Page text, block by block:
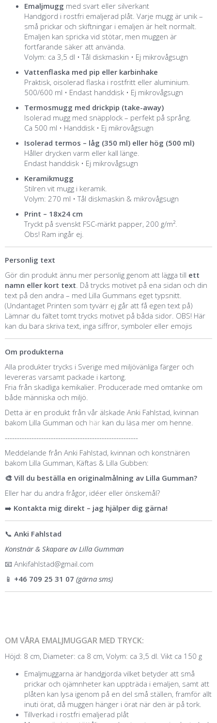
Emaljmugg med svart eller silverkant
Handgjord i rostfri emaljerad plåt. Varje mugg är unik –
små prickar och skiftningar i emaljen är helt normalt.
Emaljen kan spricka vid stötar, men muggen är
fortfarande säker att använda.
Volym: ca 3,5 dl • Tål diskmaskin • Ej mikrovågsugn
Vattenflaska med pip eller karbinhake
Praktisk, oisolerad flaska i rostfritt eller aluminium.
500/600 ml • Endast handdisk • Ej mikrovågsugn
Termosmugg med drickpip (take-away)
Isolerad mugg med snäpplock – perfekt på språng.
Ca 500 ml • Handdisk • Ej mikrovågsugn
Isolerad termos – låg (350 ml) eller hög (500 ml)
Håller drycken varm eller kall länge.
Endast handdisk • Ej mikrovågsugn
Keramikmugg
Stilren vit mugg i keramik.
Volym: 270 ml • Tål diskmaskin & mikrovågsugn
Print – 18x24 cm
Tryckt på svenskt FSC-märkt papper, 200 g/m².
Obs! Ram ingår ej.
Personlig text
Gör din produkt ännu mer personlig genom att lägga till ett
namn eller kort text . Då trycks motivet på ena sidan och din
text på den andra – med Lilla Gummans eget typsnitt.
(Undantaget Printen som tyvärr ej går att få egen text på)
Lämnar du fältet tomt trycks motivet på båda sidor. OBS! Här
kan du bara skriva text, inga siffror, symboler eller emojis
Om produkterna
Alla produkter trycks i Sverige med miljövänliga färger och
levereras varsamt packade i kartong.
Fria från skadliga kemikalier. Producerade med omtanke om
både människa och miljö.
Detta är en produkt från vår älskade Anki Fahlstad, kvinnan
bakom Lilla Gumman och här kan du läsa mer om henne.
-------------------------------------------------------
Meddelande från Anki Fahlstad, kvinnan och konstnären
bakom Lilla Gumman, Käftas & Lilla Gubben:
🎨 Vill du beställa en originalmålning av Lilla Gumman?
Eller har du andra frågor, idéer eller önskemål?
➡️ Kontakta mig direkt – jag hjälper dig gärna!
📞 Anki Fahlstad
Konstnär & Skapare av Lilla Gumman
📧 Ankifahlstad@gmail.com
📱 +46 709 25 31 07 (gärna sms)
OM VÅRA EMALJMUGGAR MED TRYCK:
Höjd: 8 cm, Diameter: ca 8 cm, Volym: ca 3,5 dl. Vikt ca 150 g
Emaljmuggarna är handgjorda vilket betyder att små
prickar och ojämnheter kan uppträda i emaljen, samt att
plåten kan lysa igenom på en del små ställen, framför allt
inuti örat, då muggen hänger i örat när den är på tork.
Tillverkad i rostfri emaljerad plåt